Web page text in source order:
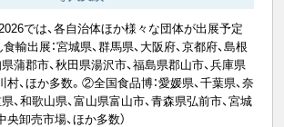
では、各自治体ほか様々な団体が出展予定
輸出展：宮城県、群馬県、大阪府、京都府、島根
県蒲郡市、秋田県湯沢市、福島県郡山市、兵庫県
村、ほか多数。②全国食品博：愛媛県、千葉県、奈
県、和歌山県、富山県富山市、青森県弘前市、宮城
央卸売市場、ほか多数）